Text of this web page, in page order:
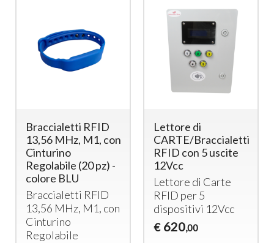
Braccialetti RFID
13,56 MHz, M1, con
Cinturino
Regolabile (20 pz) -
colore BLU
Braccialetti RFID
13,56 MHz, M1, con
Cinturino
Regolabile
Lettore di
CARTE/Braccialetti
RFID con 5 uscite
12Vcc
Lettore di Carte
RFID per 5
dispositivi 12Vcc
€ 620,00